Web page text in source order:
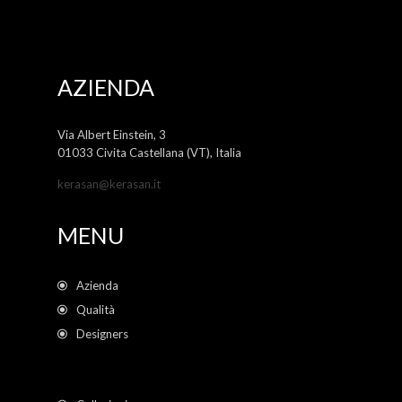
AZIENDA
Via Albert Einstein, 3
01033 Civita Castellana (VT), Italia
kerasan@kerasan.it
MENU
Azienda
Qualità
Designers